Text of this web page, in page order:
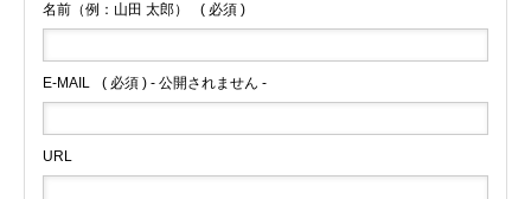
名前（例：山田 太郎） ( 必須 )
E-MAIL ( 必須 ) - 公開されません -
URL